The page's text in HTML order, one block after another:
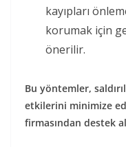
kayıpları
korumak için
önerilir.
Bu yöntemler,
etkilerini minimize
firmasından destek